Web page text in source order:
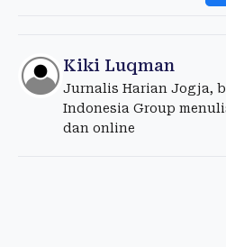
Kiki Luqman
Jurnalis Harian Jogja,
Indonesia Group
dan online